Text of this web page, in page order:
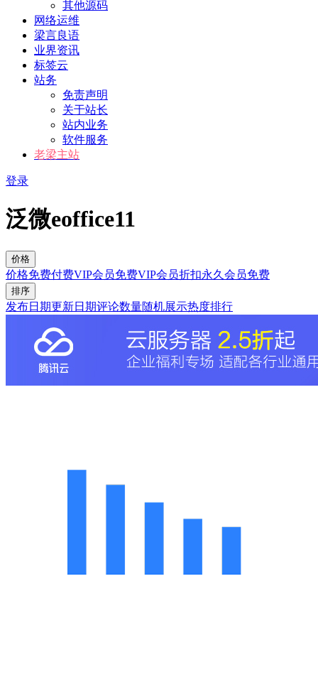
其他源码
网络运维
梁言良语
业界资讯
标签云
站务
免责声明
关于站长
站内业务
软件服务
老梁主站
登录
泛微eoffice11
价格
价格免费付费VIP会员免费VIP会员折扣永久会员免费
排序
发布日期更新日期评论数量随机展示热度排行